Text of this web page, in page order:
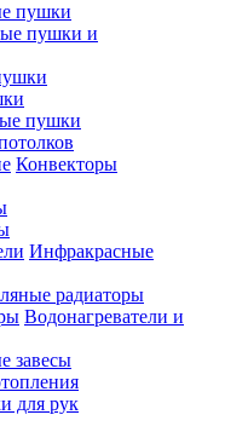
пушки
пушки и
пушки
Конвекторы
Инфракрасные
радиаторы
Водонагреватели и
завесы
для рук